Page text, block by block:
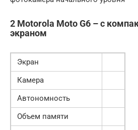
2 Motorola Moto G6 – с
экраном
Экран
Камера
Автономность
Объем памяти